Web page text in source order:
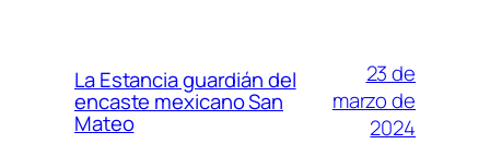
La Estancia guardián del
encaste mexicano San
Mateo
23 de
marzo de
2024